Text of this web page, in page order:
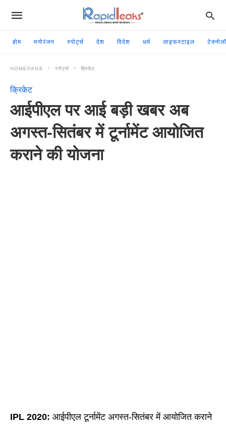
होम मनोरंजन स्पोर्ट्स देश विदेश धर्म लाइफस्टाइल
HOMEPAGE स्पोर्ट्स क्रिकेट
क्रिकेट
आईपीएल पर आई बड़ी खबर अब
अगस्त-सितंबर में टूर्नामेंट आयोजित
कराने की योजना
IPL 2020: आईपीएल टूर्नामेंट अगस्त-सितंबर में आयोजित कराने